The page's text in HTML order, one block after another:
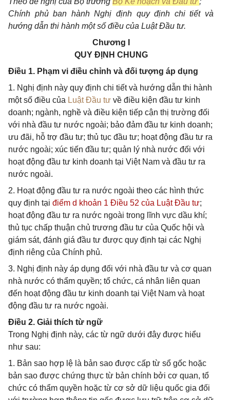
Chính phủ ban hành Nghị định quy định chi tiết và
hướng dẫn thi hành một số điều của Luật Đầu tư.
Chương I
QUY ĐỊNH CHUNG
Điều 1. Phạm vi điều chỉnh và đối tượng áp dụng
1. Nghị định này quy định chi tiết và hướng dẫn thi hành
một số điều của Luật Đầu tư về điều kiện đầu tư kinh
doanh; ngành, nghề và điều kiện tiếp cận thị trường đối
với nhà đầu tư nước ngoài; bảo đảm đầu tư kinh doanh;
ưu đãi, hỗ trợ đầu tư; thủ tục đầu tư; hoạt động đầu tư ra
nước ngoài; xúc tiến đầu tư; quản lý nhà nước đối với
hoạt động đầu tư kinh doanh tại Việt Nam và đầu tư ra
nước ngoài.
2. Hoạt động đầu tư ra nước ngoài theo các hình thức
quy định tại điểm d khoản 1 Điều 52 của Luật Đầu tư;
hoạt động đầu tư ra nước ngoài trong lĩnh vực dầu khí;
thủ tục chấp thuận chủ trương đầu tư của Quốc hội và
giám sát, đánh giá đầu tư được quy định tại các Nghị
định riêng của Chính phủ.
3. Nghị định này áp dụng đối với nhà đầu tư và cơ quan
nhà nước có thẩm quyền; tổ chức, cá nhân liên quan
đến hoạt động đầu tư kinh doanh tại Việt Nam và hoạt
động đầu tư ra nước ngoài.
Điều 2. Giải thích từ ngữ
Trong Nghị định này, các từ ngữ dưới đây được hiểu
như sau:
1. Bản sao hợp lệ là bản sao được cấp từ sổ gốc hoặc
bản sao được chứng thực từ bản chính bởi cơ quan, tổ
chức có thẩm quyền hoặc từ cơ sở dữ liệu quốc gia đối